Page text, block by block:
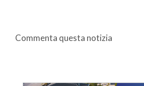
Commenta questa notizia